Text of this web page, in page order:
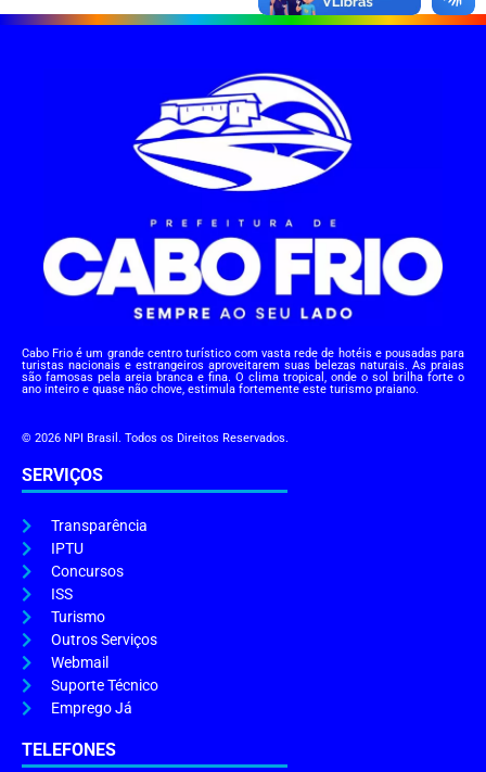
Cabo Frio é um grande centro turístico com vasta rede de hotéis e pousadas para
turistas nacionais e estrangeiros aproveitarem suas belezas naturais. As praias
são famosas pela areia branca e fina. O clima tropical, onde o sol brilha forte o
ano inteiro e quase não chove, estimula fortemente este turismo praiano.
© 2026 NPI Brasil. Todos os Direitos Reservados.
SERVIÇOS
Transparência
IPTU
Concursos
ISS
Turismo
Outros Serviços
Webmail
Suporte Técnico
Emprego Já
TELEFONES